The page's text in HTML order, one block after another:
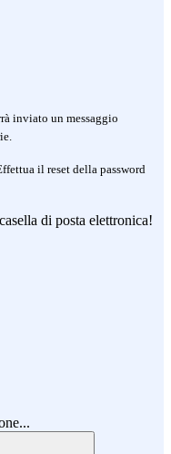
inviato un messaggio
il reset della password
di posta elettronica!